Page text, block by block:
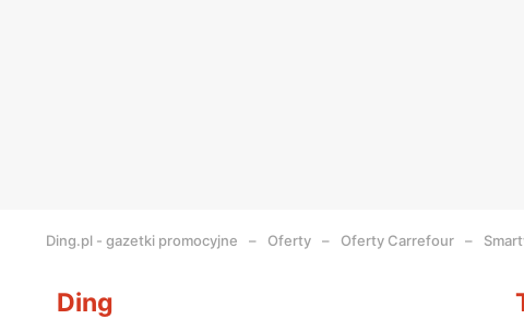
Ding.pl - gazetki promocyjne Oferty Oferty Carrefour
Ding